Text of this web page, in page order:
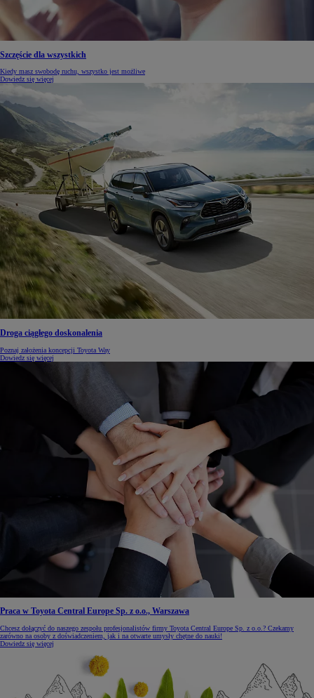
Szczęście dla wszystkich
Kiedy masz swobodę ruchu, wszystko jest możliwe
Dowiedz się więcej
Droga ciągłego doskonalenia
Poznaj założenia koncepcji Toyota Way
Dowiedz się więcej
Praca w Toyota Central Europe Sp. z o.o., Warszawa
Chcesz dołączyć do naszego zespołu profesjonalistów firmy Toyota Central Europe Sp. z o.o.? Czekamy
zarówno na osoby z doświadczeniem, jak i na otwarte umysły chętne do nauki!
Dowiedz się więcej